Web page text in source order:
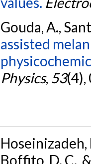
Gouda, A.,
assisted
Physics, 53(4),
Hoseinizadeh,
Boffito, D. C.,